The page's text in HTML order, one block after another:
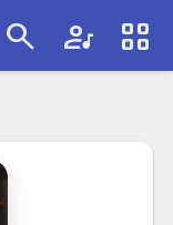
search artist view_cozy